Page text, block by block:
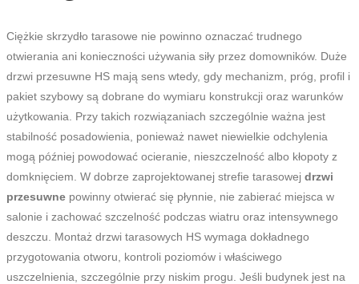
Ciężkie skrzydło tarasowe nie powinno oznaczać trudnego
otwierania ani konieczności używania siły przez domowników. Duże
drzwi przesuwne HS mają sens wtedy, gdy mechanizm, próg, profil i
pakiet szybowy są dobrane do wymiaru konstrukcji oraz warunków
użytkowania. Przy takich rozwiązaniach szczególnie ważna jest
stabilność posadowienia, ponieważ nawet niewielkie odchylenia
mogą później powodować ocieranie, nieszczelność albo kłopoty z
domknięciem. W dobrze zaprojektowanej strefie tarasowej drzwi
przesuwne powinny otwierać się płynnie, nie zabierać miejsca w
salonie i zachować szczelność podczas wiatru oraz intensywnego
deszczu. Montaż drzwi tarasowych HS wymaga dokładnego
przygotowania otworu, kontroli poziomów i właściwego
uszczelnienia, szczególnie przy niskim progu. Jeśli budynek jest na